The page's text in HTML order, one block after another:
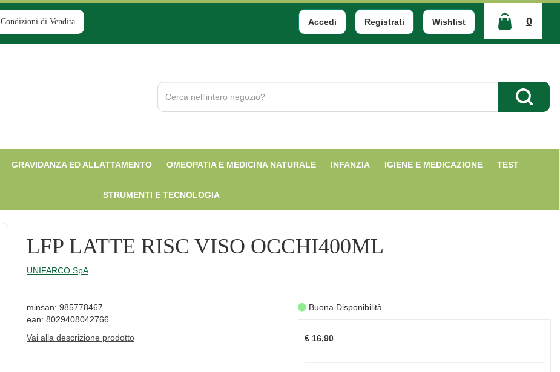
Condizioni di Vendita Accedi Registrati Wishlist 0
ARTICOLI
INSERITI
Cerca
Prodotto
Cerca
GRAVIDANZA ED ALLATTAMENTO OMEOPATIA E MEDICINA NATURALE INFANZIA IGIENE E MEDICAZIONE TEST
STRUMENTI E TECNOLOGIA
LFP LATTE RISC VISO OCCHI400ML
UNIFARCO SpA
minsan: 985778467
ean: 8029408042766
Vai alla descrizione prodotto
Buona Disponibilità
€ 16,90